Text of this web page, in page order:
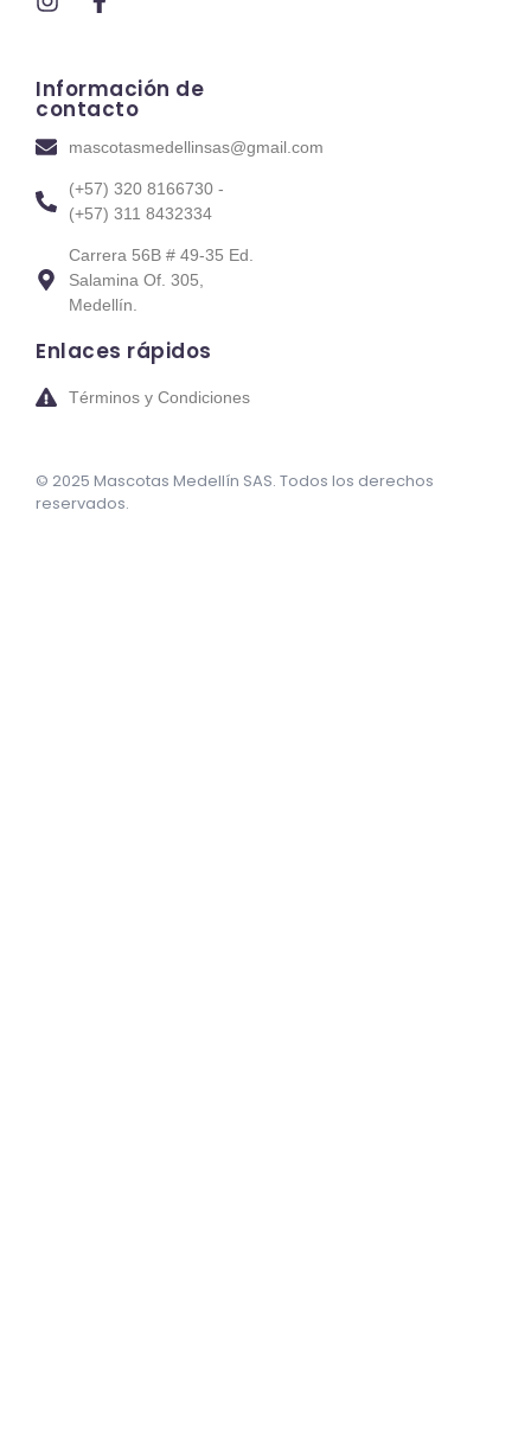
Información de
contacto
mascotasmedellinsas@gmail.com
(+57) 320 8166730 -
(+57) 311 8432334
Carrera 56B # 49-35 Ed.
Salamina Of. 305,
Medellín.
Enlaces rápidos
Términos y Condiciones
© 2025 Mascotas Medellín SAS. Todos los derechos
reservados.